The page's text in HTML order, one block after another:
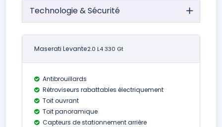
Technologie & Sécurité
Maserati Levante2.0 L4 330 Gt
Antibrouillards
Rétroviseurs rabattables électriquement
Toit ouvrant
Toit panoramique
Capteurs de stationnement arrière